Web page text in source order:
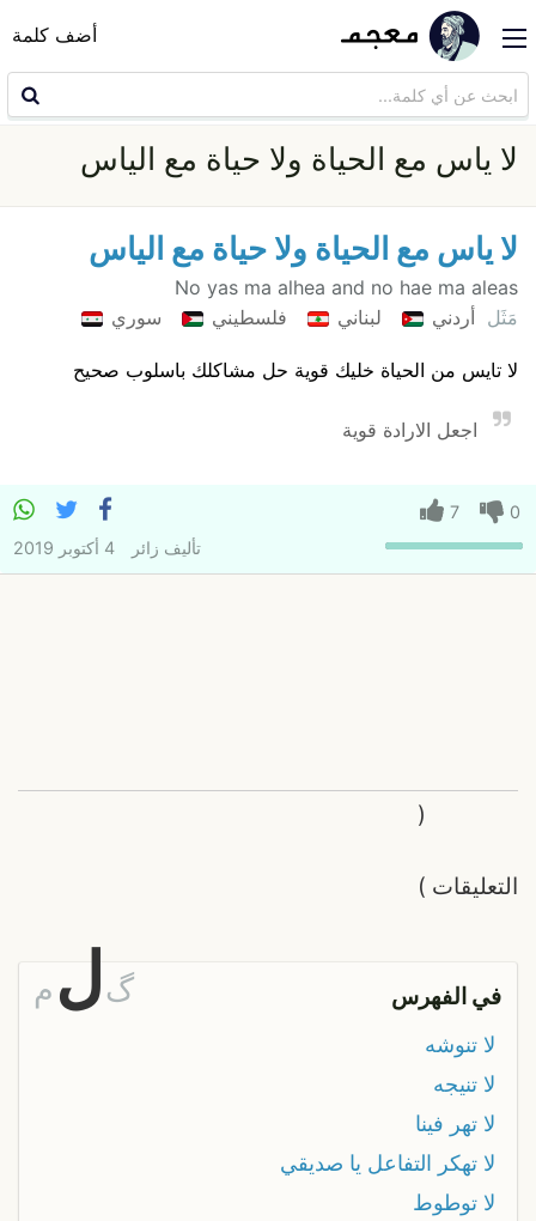
أضف كلمة
لا ياس مع الحياة ولا حياة مع الياس
لا ياس مع الحياة ولا حياة مع الياس
No yas ma alhea and no hae ma aleas
مَثَل أردني لبناني فلسطيني سوري
لا تايس من الحياة خليك قوية حل مشاكلك باسلوب صحيح
اجعل الارادة قوية
0
7
تأليف زائر 4 أكتوبر 2019
التعليقات
(
)
في الفهرس گل م
لا تنوشه
لا تنيجه
لا تهر فينا
لا تهكر التفاعل يا صديقي
لا توطوط